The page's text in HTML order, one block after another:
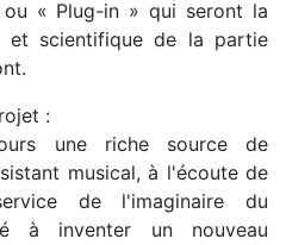
« Plug-in » qui seront la
et scientifique de la partie
:
une riche source de
musical, à l'écoute de
de l'imaginaire du
à inventer un nouveau